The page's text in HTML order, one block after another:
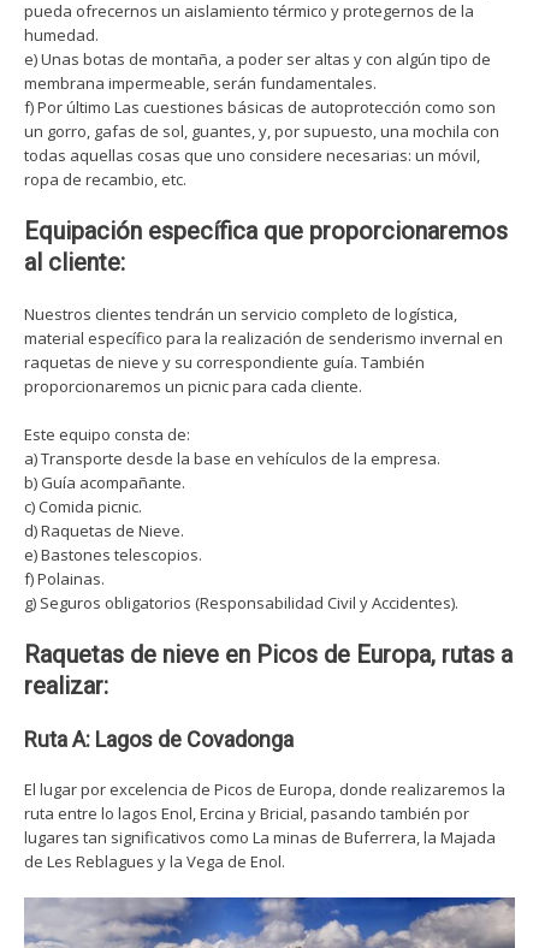
pueda ofrecernos un aislamiento térmico y protegernos de la
humedad.
e) Unas botas de montaña, a poder ser altas y con algún tipo de
membrana impermeable, serán fundamentales.
f) Por último Las cuestiones básicas de autoprotección como son
un gorro, gafas de sol, guantes, y, por supuesto, una mochila con
todas aquellas cosas que uno considere necesarias: un móvil,
ropa de recambio, etc.
Equipación específica que proporcionaremos
al cliente:
Nuestros clientes tendrán un servicio completo de logística,
material específico para la realización de senderismo invernal en
raquetas de nieve y su correspondiente guía. También
proporcionaremos un picnic para cada cliente.
Este equipo consta de:
a) Transporte desde la base en vehículos de la empresa.
b) Guía acompañante.
c) Comida picnic.
d) Raquetas de Nieve.
e) Bastones telescopios.
f) Polainas.
g) Seguros obligatorios (Responsabilidad Civil y Accidentes).
Raquetas de nieve en Picos de Europa, rutas a
realizar:
Ruta A: Lagos de Covadonga
El lugar por excelencia de Picos de Europa, donde realizaremos la
ruta entre lo lagos Enol, Ercina y Bricial, pasando también por
lugares tan significativos como La minas de Buferrera, la Majada
de Les Reblagues y la Vega de Enol.